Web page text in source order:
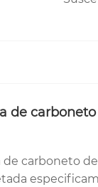
de
carboneto